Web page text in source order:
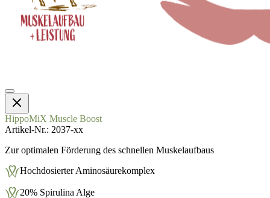
HippoMiX Muscle Boost
Artikel-Nr. 2037-xx
Zur optimalen Förderung des schnellen Muskelaufbaus
Hochdosierter Aminosäurekomplex
20% Spirulina Alge